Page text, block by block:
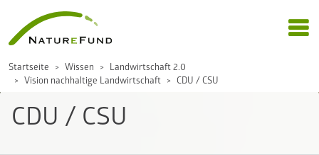
Startseite Wissen
Landwirtschaft 2.0
Vision nachhaltige Landwirtschaft
CDU / CSU
CDU / CSU